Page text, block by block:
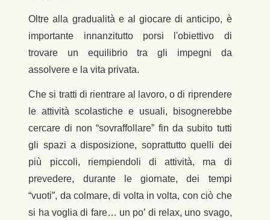
Oltre alla gradualità e al giocare di anticipo, è
importante innanzitutto porsi l'obiettivo di
trovare un equilibrio tra gli impegni da
assolvere e la vita privata.
Che si tratti di rientrare al lavoro, o di riprendere
le attività scolastiche e usuali, bisognerebbe
cercare di non “sovraffollare” fin da subito tutti
gli spazi a disposizione, soprattutto quelli dei
più piccoli, riempiendoli di attività, ma di
prevedere, durante le giornate, dei tempi
“vuoti”, da colmare, di volta in volta, con ciò che
si ha voglia di fare… un po’ di relax, uno svago,